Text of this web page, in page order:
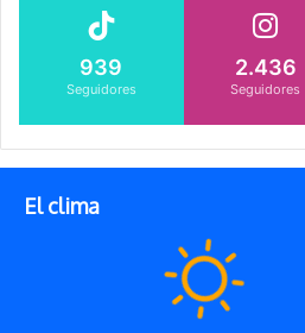
939
Seguidores
2.436
Seguidores
El clima